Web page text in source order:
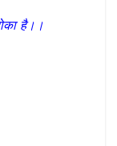
है।।